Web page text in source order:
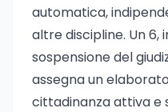
automatica,
altre discipline. Un
sospensione del
assegna un
cittadinanza attiva e